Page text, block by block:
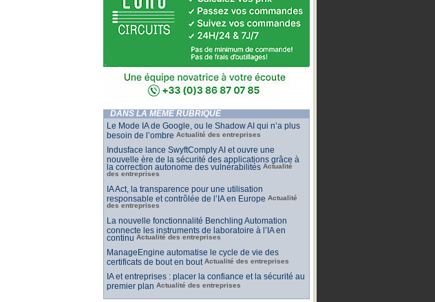
DANS LA MÊME RUBRIQUE
Le Mode IA de Google, ou le Shadow AI qui n’a plus
besoin de l’ombre Actualité des entreprises
Indusface lance SwyftComply AI et ouvre une
nouvelle ère de la sécurité des applications grâce à
la correction autonome des vulnérabilités Actualité
des entreprises
IA Act, la transparence pour une utilisation
responsable et contrôlée de l’IA en Europe Actualité
des entreprises
La nouvelle fonctionnalité Benchling Automation
connecte les instruments de laboratoire à l’IA en
continu Actualité des entreprises
ManageEngine automatise le cycle de vie des
certificats de bout en bout Actualité des entreprises
IA et entreprises : placer la confiance et la sécurité au
premier plan Actualité des entreprises